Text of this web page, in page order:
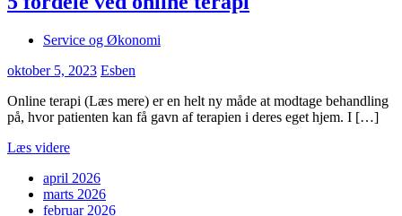
Service og Økonomi
oktober 5, 2023 Esben
Online terapi (Læs mere) er en helt ny måde at modtage behandling
på, hvor patienten kan få gavn af terapien i deres eget hjem. I […]
Læs videre
april 2026
marts 2026
februar 2026